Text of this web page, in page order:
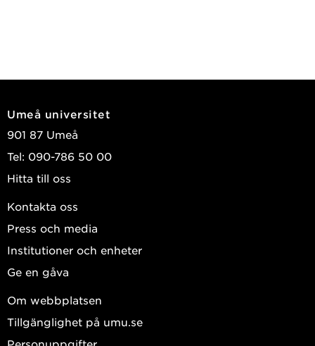
Umeå universitet
901 87 Umeå
Tel: 090-786 50 00
Hitta till oss
Kontakta oss
Press och media
Institutioner och enheter
Ge en gåva
Om webbplatsen
Tillgänglighet på umu.se